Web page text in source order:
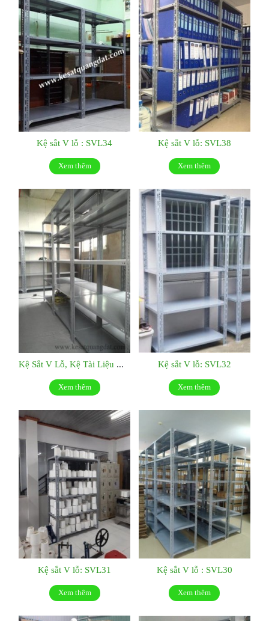
Kệ sắt V lỗ : SVL34
Xem thêm
Kệ sắt V lỗ: SVL38
Xem thêm
Xem thêm
Kệ sắt V lỗ: SVL32
Xem thêm
Kệ sắt V lỗ: SVL31
Xem thêm
Kệ sắt V lỗ : SVL30
Xem thêm